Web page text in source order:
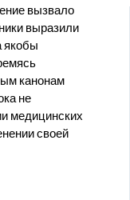
вызвало
выразили
якобы
канонам
не
медицинских
своей